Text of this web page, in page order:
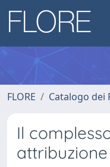
FLORE Catalogo dei
Il
attribuzione